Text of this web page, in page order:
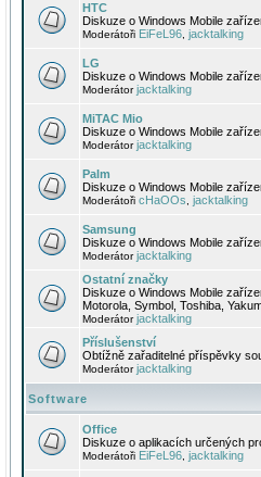
HTC
Diskuze o Windows Mobile
Moderátoři EiFeL96 jacktalking
LG
Diskuze o Windows Mobile
Moderátorjacktalking
MiTAC Mio
Diskuze o Windows Mobile
Moderátorjacktalking
Palm
Diskuze o Windows Mobile
Moderátoři cHaOOs jacktalking
Samsung
Diskuze o Windows Mobile
Moderátorjacktalking
Ostatní značky
Diskuze o Windows Mobile
Motorola, Symbol, Toshiba,
Moderátorjacktalking
Příslušenství
Obtížně zařaditelné příspěvky
Moderátorjacktalking
Software
Office
Diskuze o aplikacích určených
Moderátoři EiFeL96 jacktalking